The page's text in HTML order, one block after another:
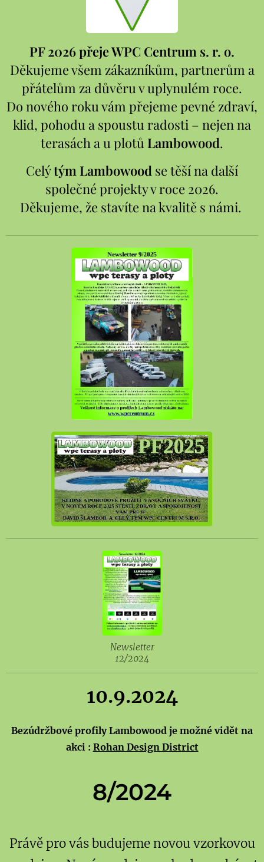
PF 2026 přeje WPC Centrum s. r. o.
Děkujeme všem zákazníkům, partnerům a
přátelům za důvěru v uplynulém roce.
Do nového roku vám přejeme pevné zdraví,
klid, pohodu a spoustu radosti – nejen na
terasách a u plotů Lambowood.
Celýtým Lambowood se těší na další
společné projekty v roce 2026.
Děkujeme, že stavíte na kvalitě s námi.
Newsletter
12/2024
10.9.2024
Bezúdržbové profily Lambowood je možné vidět na
akci : Rohan Design District
8/2024
Právě pro vás budujeme novou vzorkovou